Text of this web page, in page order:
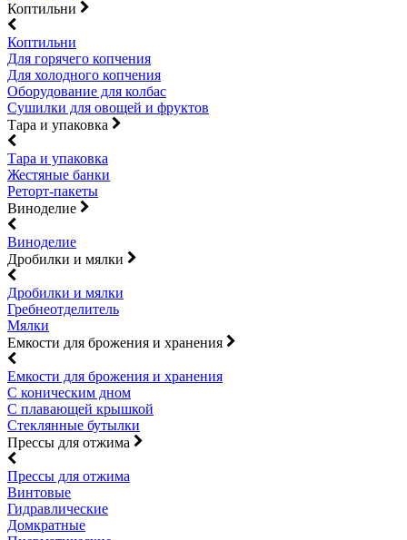
Коптильни
Коптильни
Для горячего копчения
Для холодного копчения
Оборудование для колбас
Сушилки для овощей и фруктов
Тара и упаковка
Тара и упаковка
Жестяные банки
Реторт-пакеты
Виноделие
Виноделие
Дробилки и мялки
Дробилки и мялки
Гребнеотделитель
Мялки
Емкости для брожения и хранения
Емкости для брожения и хранения
С коническим дном
С плавающей крышкой
Стеклянные бутылки
Прессы для отжима
Прессы для отжима
Винтовые
Гидравлические
Домкратные